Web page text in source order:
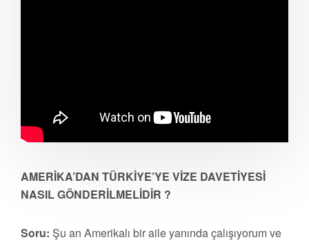
AMERİKA’DAN TÜRKİYE’YE VİZE DAVETİYESİ
NASIL GÖNDERİLMELİDİR ?
Soru: Şu an Amerikalı bir aile yanında çalışıyorum ve